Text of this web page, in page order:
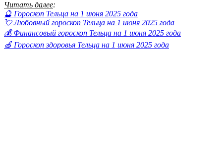
Читать далее:
🔮 Гороскоп Тельца на 1 июня 2025 года
💘 Любовный гороскоп Тельца на 1 июня 2025 года
💰 Финансовый гороскоп Тельца на 1 июня 2025 года
🍏 Гороскоп здоровья Тельца на 1 июня 2025 года